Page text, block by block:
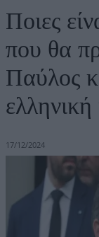
Ποιες
που θα
Παύλος
ελληνική
17/12/2024